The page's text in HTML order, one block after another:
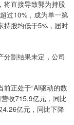
直接导致郭为持股
过10%，成为单一第
持股均低于5%，届时
割结果未定，公司
正处于“AI驱动的数
收715.9亿元，同比
4.26亿元，同比下降